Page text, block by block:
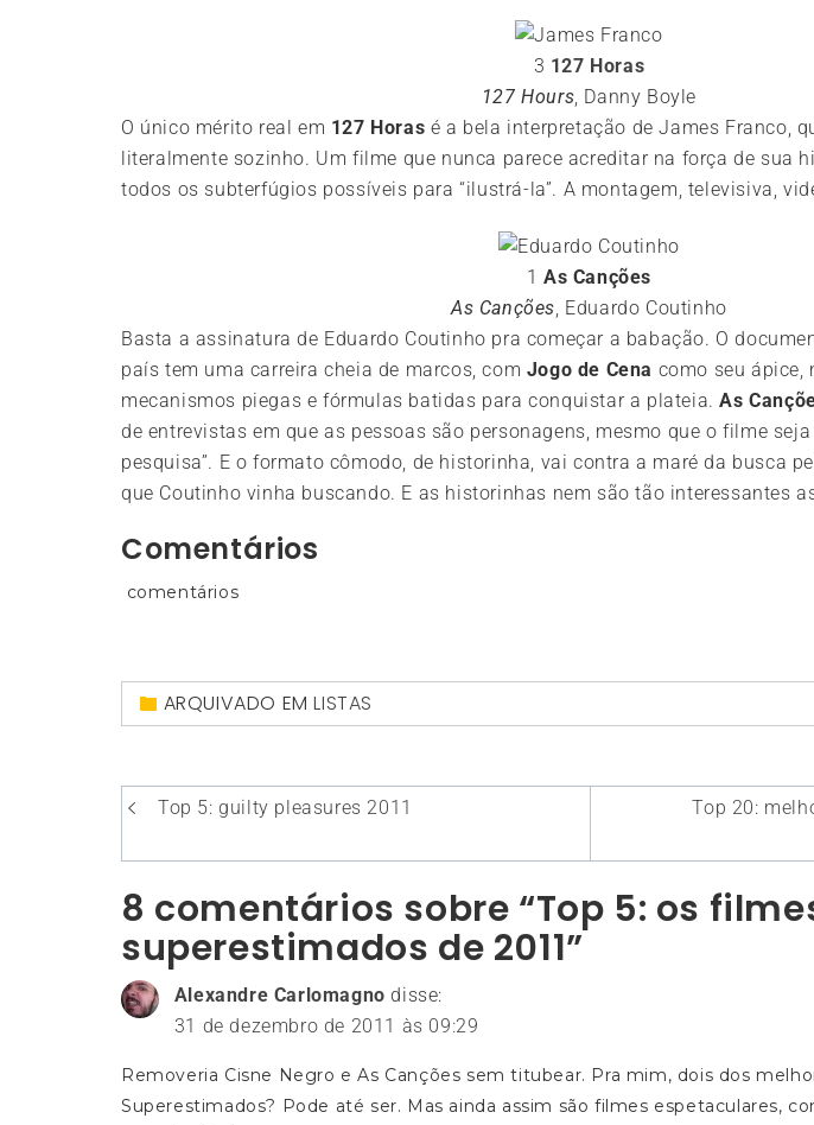
3 127 Horas
127 Hours, Danny Boyle
O único mérito real em 127 Horas é a bela interpretação de James Franco,
literalmente sozinho. Um filme que nunca parece acreditar na força de sua
todos os subterfúgios possíveis para “ilustrá-la”. A montagem, televisiva,
1As Canções
As Canções, Eduardo Coutinho
Basta a assinatura de Eduardo Coutinho pra começar a babação. O
país tem uma carreira cheia de marcos, com Jogo de Cena como seu ápice,
mecanismos piegas e fórmulas batidas para conquistar a plateia.As
de entrevistas em que as pessoas são personagens, mesmo que o filme seja
pesquisa”. E o formato cômodo, de historinha, vai contra a maré da busca
que Coutinho vinha buscando. E as historinhas nem são tão interessantes
Comentários
comentários
ARQUIVADO EMLISTAS
Navegação
Post
Top 5: guilty pleasures 2011
Top 20:
8 comentários sobre “Top 5: os
superestimados de 2011”
Alexandre Carlomagno disse:
31 de dezembro de 2011 às 09:29
Removeria Cisne Negro e As Canções sem titubear. Pra mim, dois dos
Superestimados? Pode até ser. Mas ainda assim são filmes espetaculares,